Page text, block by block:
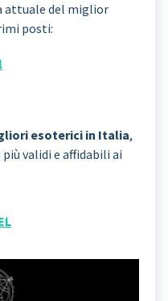
attuale del miglior
posti:
esoterici in Italia,
validi e affidabili ai